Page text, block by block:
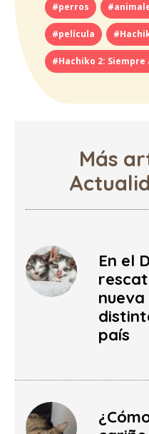
#perros
#película
#Hachiko 2: Siempre
Más
En el
país